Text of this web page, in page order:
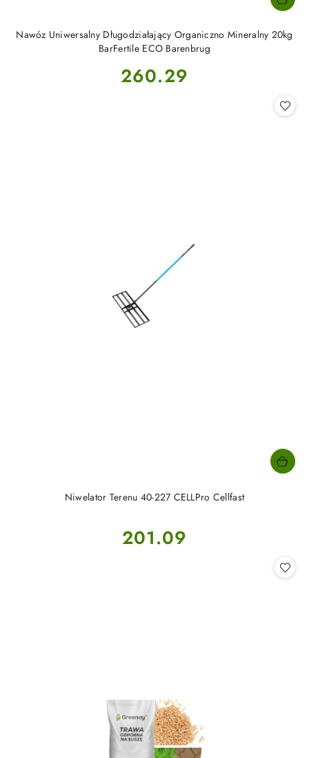
Nawóz Uniwersalny Długodziałający Organiczno Mineralny 20kg
BarFertile ECO Barenbrug
Cena:
260.29
Niwelator Terenu 40-227 CELLPro Cellfast
Cena:
201.09